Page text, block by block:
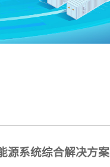
源系统综合解决方案